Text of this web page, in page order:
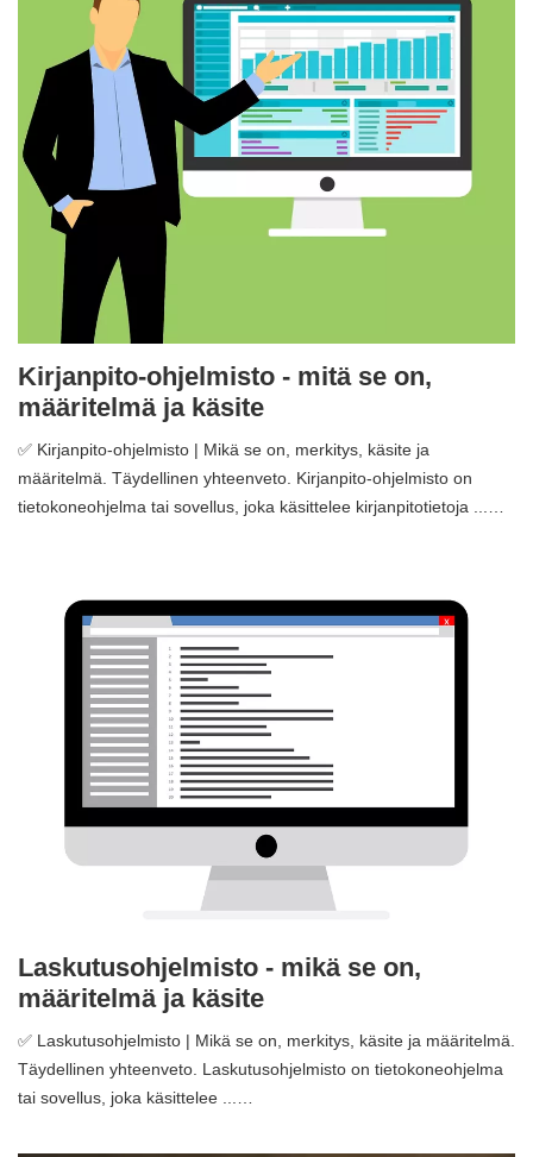
Kirjanpito-ohjelmisto - mitä se on,
määritelmä ja käsite
✅ Kirjanpito-ohjelmisto | Mikä se on, merkitys, käsite ja
määritelmä. Täydellinen yhteenveto. Kirjanpito-ohjelmisto on
tietokoneohjelma tai sovellus, joka käsittelee kirjanpitotietoja ...…
Laskutusohjelmisto - mikä se on,
määritelmä ja käsite
✅ Laskutusohjelmisto | Mikä se on, merkitys, käsite ja määritelmä.
Täydellinen yhteenveto. Laskutusohjelmisto on tietokoneohjelma
tai sovellus, joka käsittelee ...…